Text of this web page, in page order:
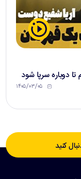
دوباره سرپا شود
۱۴۰۵/۰۳/۰۵
کنید